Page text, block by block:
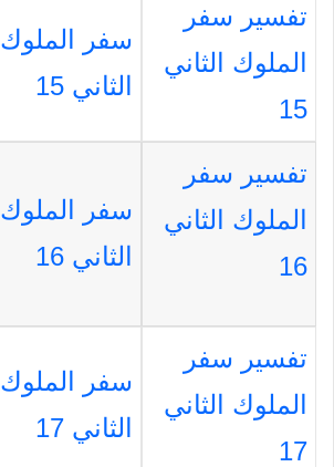
تفسير سفر
الملوك الثاني
15
سفر الملوك
الثاني 15
تفسير سفر
الملوك الثاني
16
سفر الملوك
الثاني 16
تفسير سفر
الملوك الثاني
17
سفر الملوك
الثاني 17